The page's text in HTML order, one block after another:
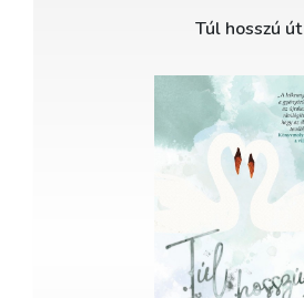
Túl hosszú út